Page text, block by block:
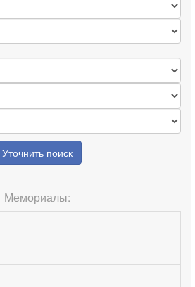
Уточнить поиск
Мемориалы: